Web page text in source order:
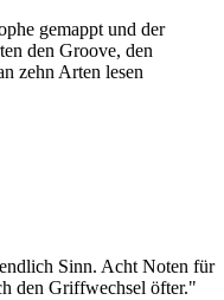
gemappt und der
den Groove, den
zehn Arten lesen
Sinn. Acht Noten für
den Griffwechsel öfter."